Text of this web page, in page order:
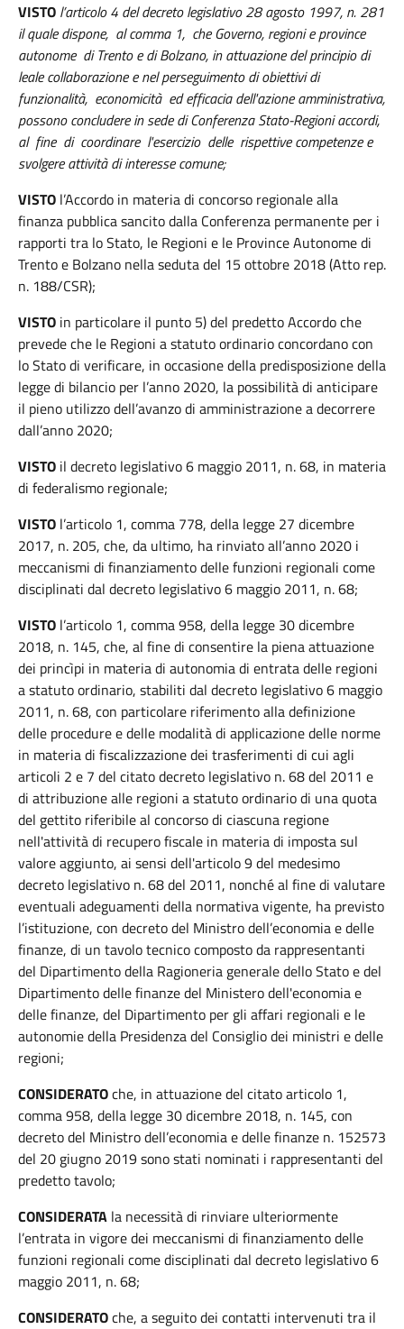
VISTO l’articolo 4 del decreto legislativo 28 agosto 1997, n. 281
il quale dispone, al comma 1, che Governo, regioni e province
autonome di Trento e di Bolzano, in attuazione del principio di
leale collaborazione e nel perseguimento di obiettivi di
funzionalità, economicità ed efficacia dell'azione amministrativa,
possono concludere in sede di Conferenza Stato-Regioni accordi,
al fine di coordinare l'esercizio delle rispettive competenze e
svolgere attività di interesse comune;
VISTO l’Accordo in materia di concorso regionale alla
finanza pubblica sancito dalla Conferenza permanente per i
rapporti tra lo Stato, le Regioni e le Province Autonome di
Trento e Bolzano nella seduta del 15 ottobre 2018 (Atto rep.
n. 188/CSR);
VISTO in particolare il punto 5) del predetto Accordo che
prevede che le Regioni a statuto ordinario concordano con
lo Stato di verificare, in occasione della predisposizione della
legge di bilancio per l’anno 2020, la possibilità di anticipare
il pieno utilizzo dell’avanzo di amministrazione a decorrere
dall’anno 2020;
VISTO il decreto legislativo 6 maggio 2011, n. 68, in materia
di federalismo regionale;
VISTO l’articolo 1, comma 778, della legge 27 dicembre
2017, n. 205, che, da ultimo, ha rinviato all’anno 2020 i
meccanismi di finanziamento delle funzioni regionali come
disciplinati dal decreto legislativo 6 maggio 2011, n. 68;
VISTO l’articolo 1, comma 958, della legge 30 dicembre
2018, n. 145, che, al fine di consentire la piena attuazione
dei princìpi in materia di autonomia di entrata delle regioni
a statuto ordinario, stabiliti dal decreto legislativo 6 maggio
2011, n. 68, con particolare riferimento alla definizione
delle procedure e delle modalità di applicazione delle norme
in materia di fiscalizzazione dei trasferimenti di cui agli
articoli 2 e 7 del citato decreto legislativo n. 68 del 2011 e
di attribuzione alle regioni a statuto ordinario di una quota
del gettito riferibile al concorso di ciascuna regione
nell'attività di recupero fiscale in materia di imposta sul
valore aggiunto, ai sensi dell'articolo 9 del medesimo
decreto legislativo n. 68 del 2011, nonché al fine di valutare
eventuali adeguamenti della normativa vigente, ha previsto
l’istituzione, con decreto del Ministro dell’economia e delle
finanze, di un tavolo tecnico composto da rappresentanti
del Dipartimento della Ragioneria generale dello Stato e del
Dipartimento delle finanze del Ministero dell'economia e
delle finanze, del Dipartimento per gli affari regionali e le
autonomie della Presidenza del Consiglio dei ministri e delle
regioni;
CONSIDERATOche, in attuazione del citato articolo 1,
comma 958, della legge 30 dicembre 2018, n. 145, con
decreto del Ministro dell’economia e delle finanze n. 152573
del 20 giugno 2019 sono stati nominati i rappresentanti del
predetto tavolo;
CONSIDERATA la necessità di rinviare ulteriormente
l’entrata in vigore dei meccanismi di finanziamento delle
funzioni regionali come disciplinati dal decreto legislativo 6
maggio 2011, n. 68;
CONSIDERATOche, a seguito dei contatti intervenuti tra il